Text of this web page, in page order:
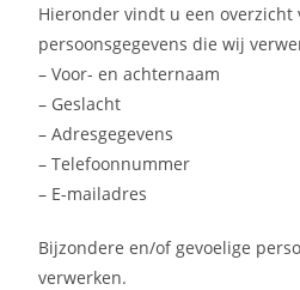
Hieronder vindt u een overzicht
persoonsgegevens die wij
– Voor- en achternaam
– Geslacht
– Adresgegevens
– Telefoonnummer
– E-mailadres
Bijzondere en/of gevoelige
verwerken.